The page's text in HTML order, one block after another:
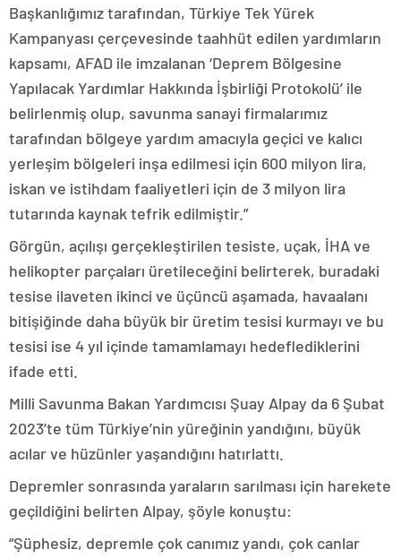
Başkanlığımız tarafından, Türkiye Tek Yürek
Kampanyası çerçevesinde taahhüt edilen yardımların
kapsamı, AFAD ile imzalanan ‘Deprem Bölgesine
Yapılacak Yardımlar Hakkında İşbirliği Protokolü’ ile
belirlenmiş olup, savunma sanayi firmalarımız
tarafından bölgeye yardım amacıyla geçici ve kalıcı
yerleşim bölgeleri inşa edilmesi için 600 milyon lira,
iskan ve istihdam faaliyetleri için de 3 milyon lira
tutarında kaynak tefrik edilmiştir.”
Görgün, açılışı gerçekleştirilen tesiste, uçak, İHA ve
helikopter parçaları üretileceğini belirterek, buradaki
tesise ilaveten ikinci ve üçüncü aşamada, havaalanı
bitişiğinde daha büyük bir üretim tesisi kurmayı ve bu
tesisi ise 4 yıl içinde tamamlamayı hedeflediklerini
ifade etti.
Milli Savunma Bakan Yardımcısı Şuay Alpay da 6 Şubat
2023’te tüm Türkiye’nin yüreğinin yandığını, büyük
acılar ve hüzünler yaşandığını hatırlattı.
Depremler sonrasında yaraların sarılması için harekete
geçildiğini belirten Alpay, şöyle konuştu:
“Şüphesiz, depremle çok canımız yandı, çok canlar